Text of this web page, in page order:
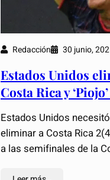
Redacción 30 junio,
Estados Unidos
Costa Rica y
Estados Unidos
eliminar a Costa Rica
a las semifinales de la